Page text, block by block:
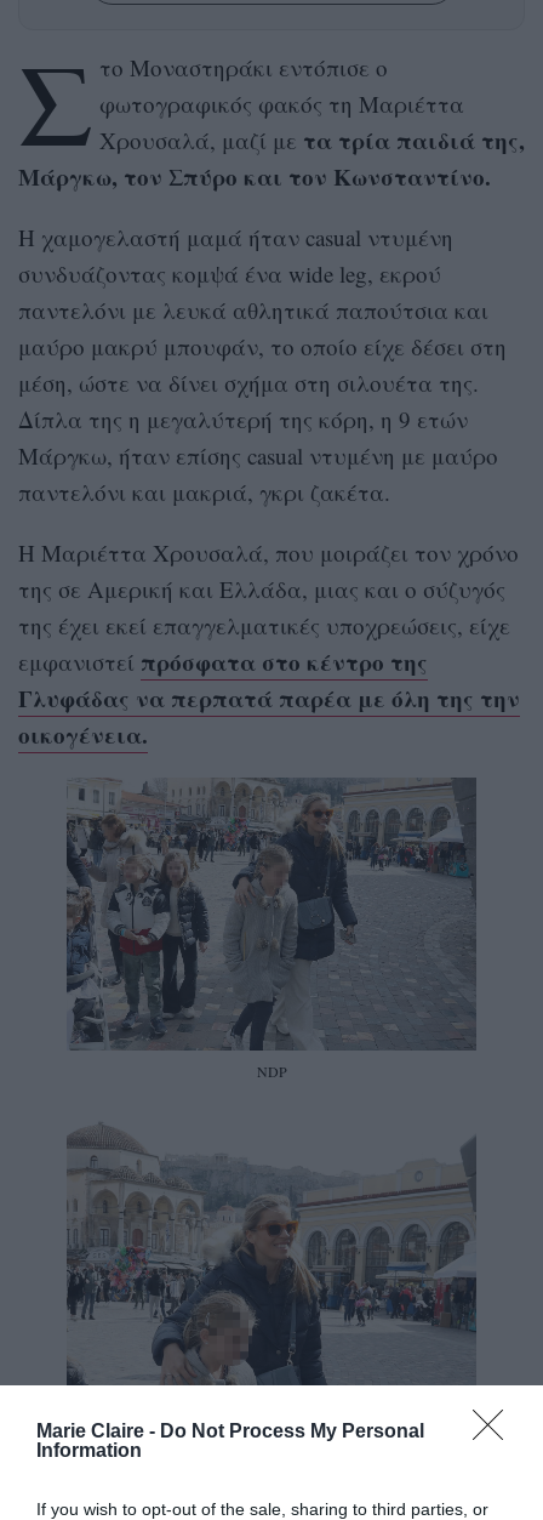
Marie Claire - Do Not Process My Personal
Information
If you wish to opt-out of the sale, sharing to third parties, or
Σ το Μοναστηράκι εντόπισε ο
φωτογραφικός φακός τη Μαριέττα
Χρουσαλά, μαζί με τα τρία παιδιά της,
Μάργκω, τον Σπύρο και τον Κωνσταντίνο.
Η χαμογελαστή μαμά ήταν casual ντυμένη
συνδυάζοντας κομψά ένα wide leg, εκρού
παντελόνι με λευκά αθλητικά παπούτσια και
μαύρο μακρύ μπουφάν, το οποίο είχε δέσει στη
μέση, ώστε να δίνει σχήμα στη σιλουέτα της.
Δίπλα της η μεγαλύτερή της κόρη, η 9 ετών
Μάργκω, ήταν επίσης casual ντυμένη με μαύρο
παντελόνι και μακριά, γκρι ζακέτα.
Η Μαριέττα Χρουσαλά, που μοιράζει τον χρόνο
της σε Αμερική και Ελλάδα, μιας και ο σύζυγός
της έχει εκεί επαγγελματικές υποχρεώσεις, είχε
εμφανιστεί πρόσφατα στο κέντρο της
Γλυφάδας να περπατά παρέα με όλη της την
οικογένεια.
NDP